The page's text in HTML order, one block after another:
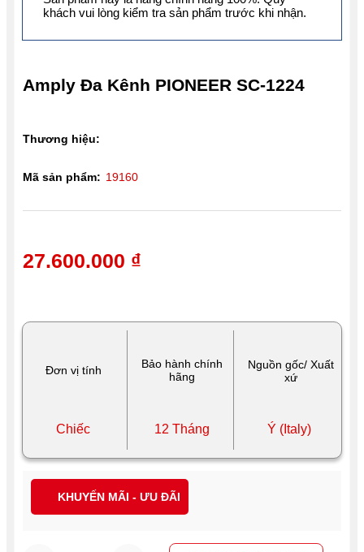
Đơn vị tính
Bảo hành chính
hãng
Nguồn gốc/ Xuất
xứ
Chiếc 12 Tháng Ý (Italy)
Amply Đa Kênh PIONEER SC-1224
27.600.000 ₫
Thương hiệu:
Mã sản phẩm: 19160
KHUYẾN MÃI - ƯU ĐÃI
khách vui lòng kiểm tra sản phẩm trước khi nhận.